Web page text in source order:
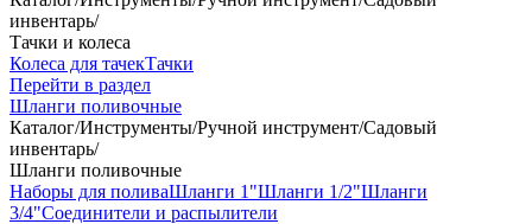
инвентарь/
Тачки и колеса
Колеса для тачекТачки
Перейти в раздел
Шланги поливочные
Каталог/Инструменты/Ручной инструмент/Садовый
инвентарь/
Шланги поливочные
Наборы для поливаШланги 1"Шланги 1/2"Шланги
3/4"Соединители и распылители